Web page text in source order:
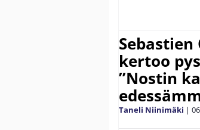
kertoo
”Nostin
Taneli Niinimäki |